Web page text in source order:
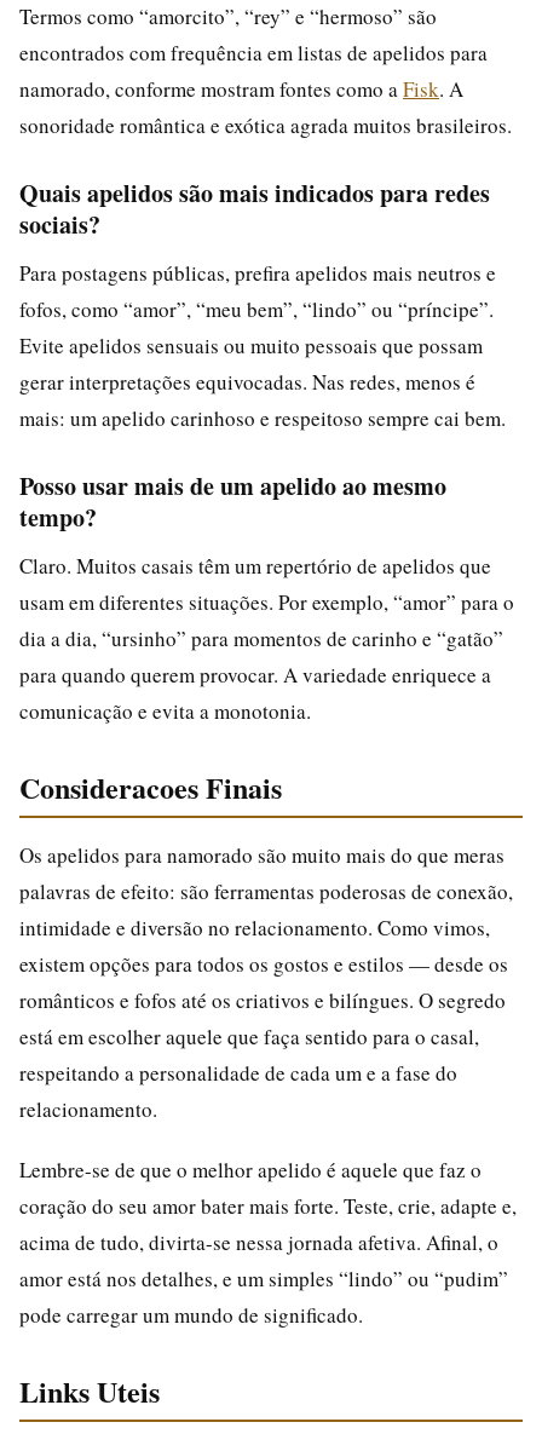
Termos como “amorcito”, “rey” e “hermoso” são
encontrados com frequência em listas de apelidos para
namorado, conforme mostram fontes como a Fisk. A
sonoridade romântica e exótica agrada muitos brasileiros.
Quais apelidos são mais indicados para redes
sociais?
Para postagens públicas, prefira apelidos mais neutros e
fofos, como “amor”, “meu bem”, “lindo” ou “príncipe”.
Evite apelidos sensuais ou muito pessoais que possam
gerar interpretações equivocadas. Nas redes, menos é
mais: um apelido carinhoso e respeitoso sempre cai bem.
Posso usar mais de um apelido ao mesmo
tempo?
Claro. Muitos casais têm um repertório de apelidos que
usam em diferentes situações. Por exemplo, “amor” para o
dia a dia, “ursinho” para momentos de carinho e “gatão”
para quando querem provocar. A variedade enriquece a
comunicação e evita a monotonia.
Consideracoes Finais
Os apelidos para namorado são muito mais do que meras
palavras de efeito: são ferramentas poderosas de conexão,
intimidade e diversão no relacionamento. Como vimos,
existem opções para todos os gostos e estilos — desde os
românticos e fofos até os criativos e bilíngues. O segredo
está em escolher aquele que faça sentido para o casal,
respeitando a personalidade de cada um e a fase do
relacionamento.
Lembre-se de que o melhor apelido é aquele que faz o
coração do seu amor bater mais forte. Teste, crie, adapte e,
acima de tudo, divirta-se nessa jornada afetiva. Afinal, o
amor está nos detalhes, e um simples “lindo” ou “pudim”
pode carregar um mundo de significado.
Links Uteis